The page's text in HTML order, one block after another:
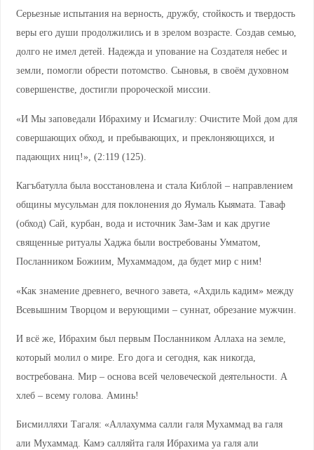
Серьезные испытания на верность, дружбу, стойкость и твердость
веры его души продолжились и в зрелом возрасте. Создав семью,
долго не имел детей. Надежда и упование на Создателя небес и
земли, помогли обрести потомство. Сыновья, в своём духовном
совершенстве, достигли пророческой миссии.
«И Мы заповедали Ибрахиму и Исмагилу: Очистите Мой дом для
совершающих обход, и пребывающих, и преклоняющихся, и
падающих ниц!», (2:119 (125).
Кагъбатулла была восстановлена и стала Киблой – направлением
общины мусульман для поклонения до Яумаль Кыямата. Таваф
(обход) Сай, курбан, вода и источник Зам-Зам и как другие
священные ритуалы Хаджа были востребованы Умматом,
Посланником Божиим, Мухаммадом, да будет мир с ним!
«Как знамение древнего, вечного завета, «Ахдиль кадим» между
Всевышним Творцом и верующими – суннат, обрезание мужчин.
И всё же, Ибрахим был первым Посланником Аллаха на земле,
который молил о мире. Его дога и сегодня, как никогда,
востребована. Мир – основа всей человеческой деятельности. А
хлеб – всему голова. Аминь!
Бисмилляхи Тагаля: «Аллахумма салли галя Мухаммад ва галя
али Мухаммад. Камэ салляйта галя Ибрахима уа галя али